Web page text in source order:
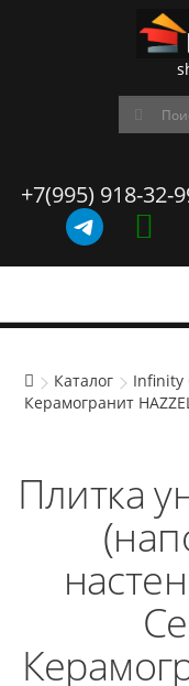
+7(995) 918-32-
Каталог Infinity
Керамогранит
Плитка